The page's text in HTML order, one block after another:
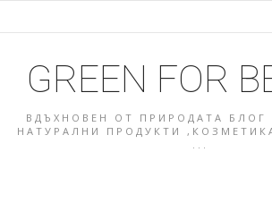
GREEN FOR
ВДЪХНОВЕН ОТ ПРИРОДАТА БЛОГ
НАТУРАЛНИ ПРОДУКТИ
...